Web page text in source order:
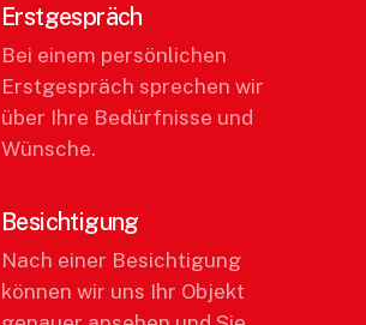
Erstgespräch
Bei einem persönlichen
Erstgespräch sprechen wir
über Ihre Bedürfnisse und
Wünsche.
Besichtigung
Nach einer Besichtigung
können wir uns Ihr Objekt